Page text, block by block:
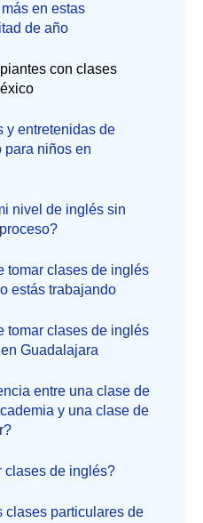
en estas
de año
con clases
y entretenidas de
para niños en
nivel de inglés sin
tomar clases de inglés
estás trabajando
tomar clases de inglés
Guadalajara
entre una clase de
y una clase de
clases de inglés?
clases particulares de